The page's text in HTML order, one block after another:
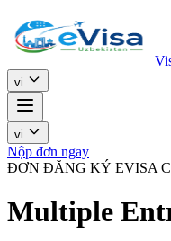
vi
vi
Nộp đơn ngay
ĐƠN ĐĂNG KÝ EVISA
Multiple